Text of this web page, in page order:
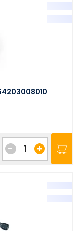
+
-